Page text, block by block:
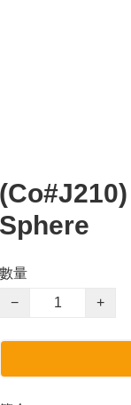
Sphere
數量
−
+